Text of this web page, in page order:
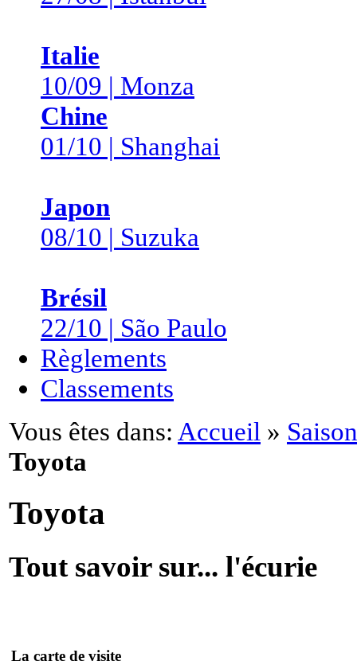
Italie
10/09 | Monza
Chine
01/10 | Shanghai
Japon
08/10 | Suzuka
Brésil
22/10 | São Paulo
Règlements
Classements
Vous êtes dans: Accueil »
Toyota
Toyota
Tout savoir sur... l'écurie
La carte de visite